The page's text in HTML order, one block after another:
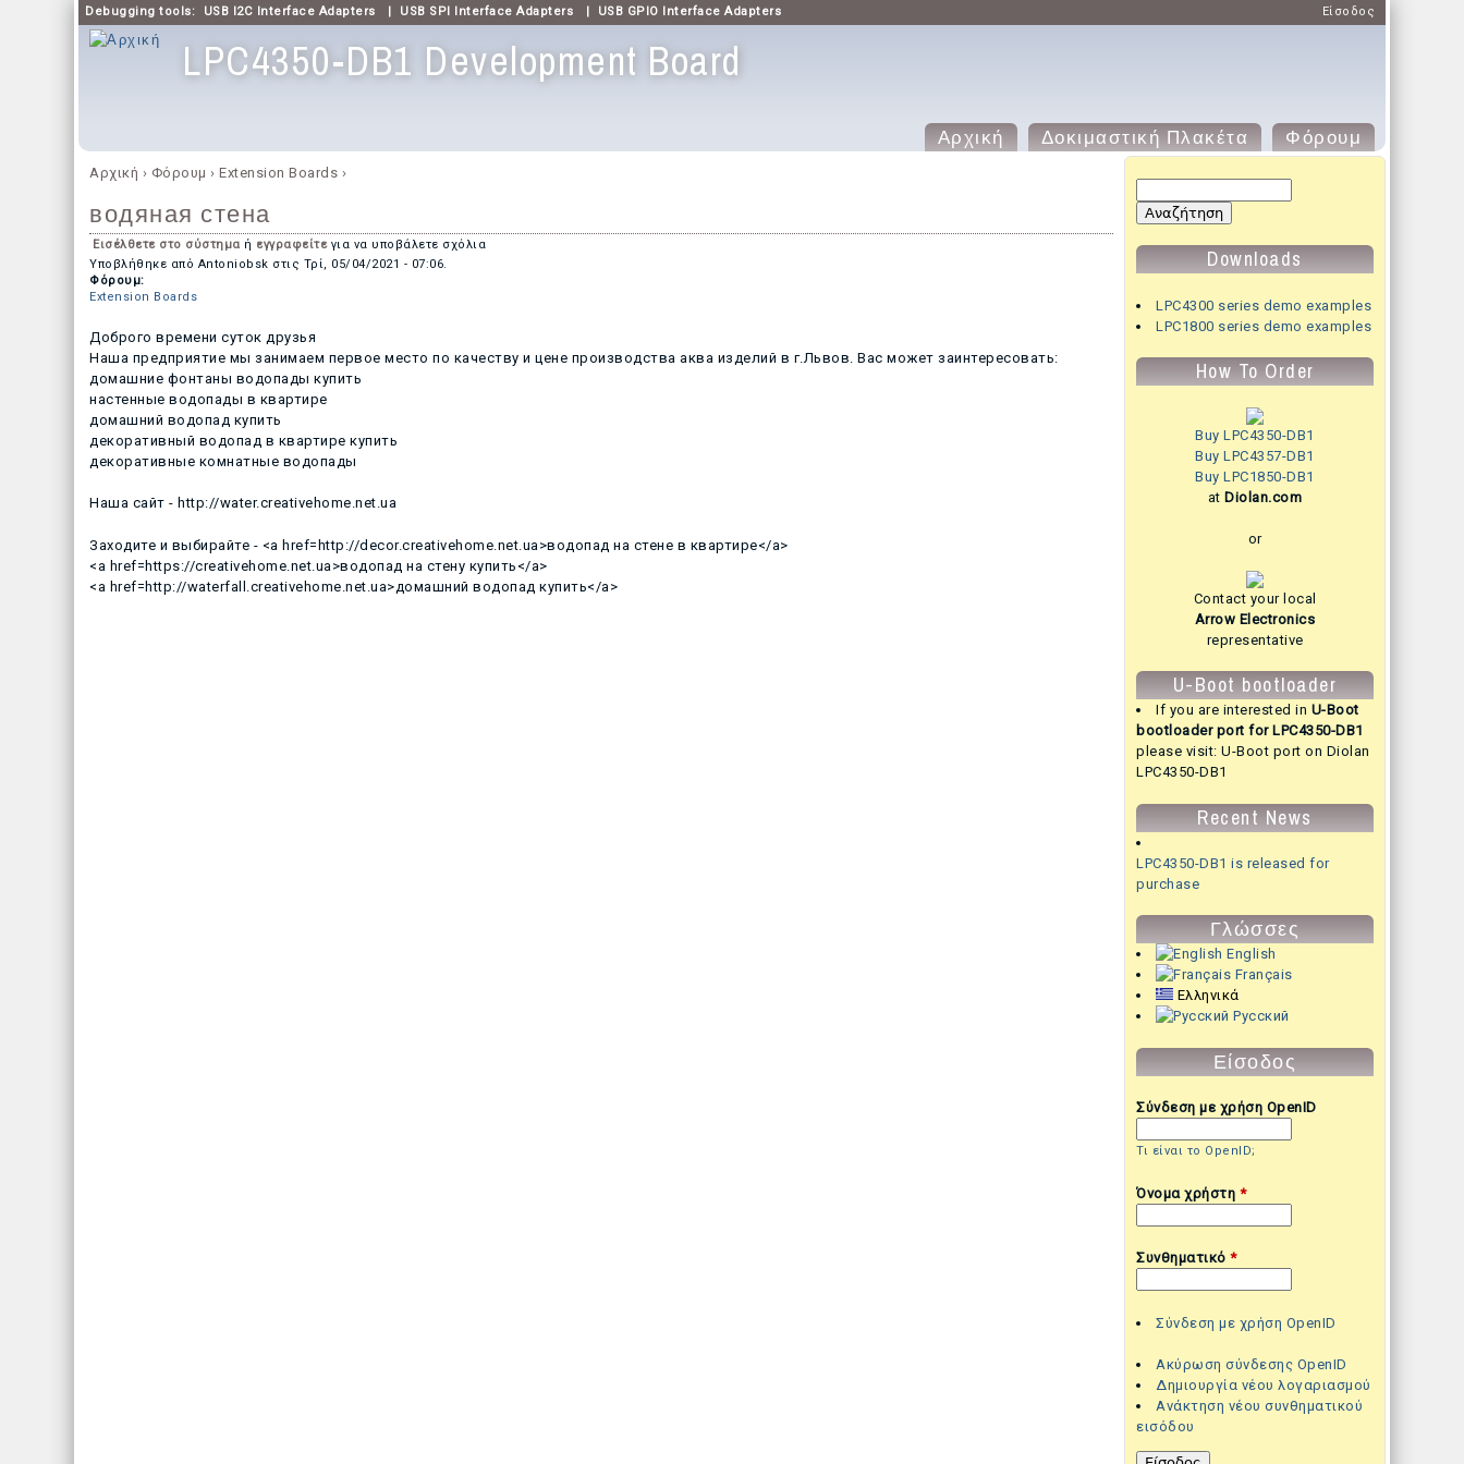
Debugging tools: USB I2C Interface Adapters | USB SPI Interface Adapters | USB GPIO Interface Adapters Είσοδος
LPC4350-DB1 Development Board
Κύριο μενού Αρχική Δοκιμαστική Πλακέτα Φόρουμ
Είστε εδώ
Αρχική › Φόρουμ › Extension Boards ›
водяная стена
Εισέλθετε στο σύστημα ή εγγραφείτεγια να υποβάλετε σχόλια
Υποβλήθηκε από Antoniobsk στις Τρί, 05/04/2021 - 07:06.
Φόρουμ:
Extension Boards
Доброго времени суток друзья
Наша предприятие мы занимаем первое место по качеству и цене производства аква изделий в г.Львов. Вас может заинтересовать:
домашние фонтаны водопады купить
настенные водопады в квартире
домашний водопад купить
декоративный водопад в квартире купить
декоративные комнатные водопады
Наша сайт - http://water.creativehome.net.ua
Заходите и выбирайте - <a href=http://decor.creativehome.net.ua>водопад на стене в квартире</a>
<a href=https://creativehome.net.ua>водопад на стену купить</a>
<a href=http://waterfall.creativehome.net.ua>домашний водопад купить</a>
Downloads
LPC4300 series demo examples
LPC1800 series demo examples
How To Order
Buy LPC4350-DB1
Buy LPC4357-DB1
Buy LPC1850-DB1
atDiolan.com
or
Contact your local
Arrow Electronics
representative
U-Boot bootloader
If you are interested in U-Boot
bootloader port for LPC4350-DB1
please visit: U-Boot port on Diolan
LPC4350-DB1
Recent News
LPC4350-DB1 is released for
purchase
Γλώσσες
English
Français
Ελληνικά
Русский
Είσοδος
Σύνδεση με χρήση OpenID
Τι είναι το OpenID;
Όνομα χρήστη *
Συνθηματικό *
Σύνδεση με χρήση OpenID
Ακύρωση σύνδεσης OpenID
Δημιουργία νέου λογαριασμού
Ανάκτηση νέου συνθηματικού
εισόδου